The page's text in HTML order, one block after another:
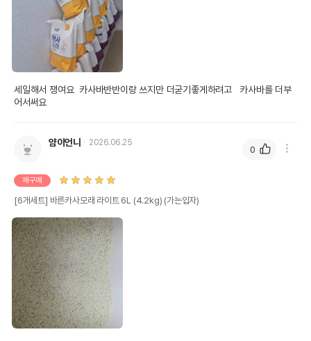
세일해서 쟁여요  카사바반반이랑 쓰지만 더굳기좋게하려고   카사바를 더부
어서써요
얌이언니 2026.06.25
재구매
[6개세트] 바른카사모래 라이트 6L (4.2kg) (가는입자)
0